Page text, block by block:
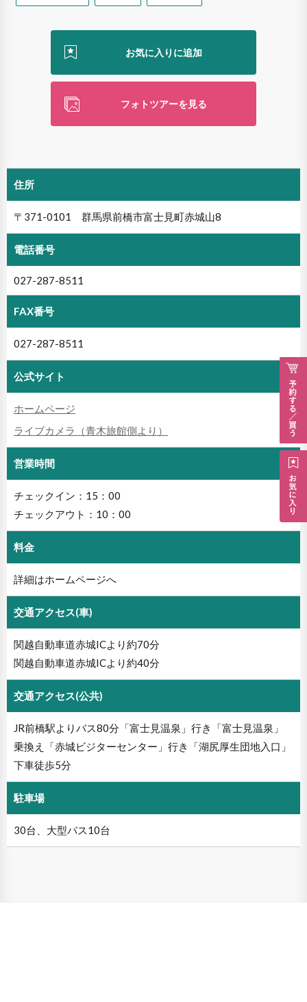
フォトツアーを見る
住所
〒371-0101 群馬県前橋市富士見町赤城山8
電話番号
027-287-8511
FAX番号
027-287-8511
公式サイト
ホームページ
ライブカメラ（青木旅館側より）
営業時間
チェックイン：15：00
チェックアウト：10：00
料金
詳細はホームページへ
交通アクセス(車)
関越自動車道赤城ICより約70分
関越自動車道赤城ICより約40分
交通アクセス(公共)
JR前橋駅よりバス80分「富士見温泉」行き「富士見温泉」
乗換え「赤城ビジターセンター」行き「湖尻厚生団地入口」
下車徒歩5分
駐車場
30台、大型バス10台